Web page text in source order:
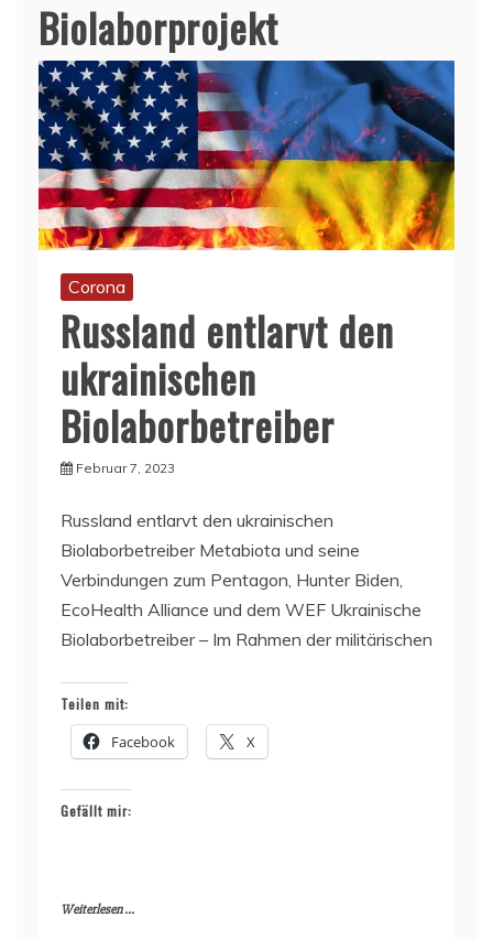
Biolaborprojekt
Corona
Russland entlarvt den
ukrainischen
Biolaborbetreiber
Februar 7, 2023
Russland entlarvt den ukrainischen
Biolaborbetreiber Metabiota und seine
Verbindungen zum Pentagon, Hunter Biden,
EcoHealth Alliance und dem WEF Ukrainische
Biolaborbetreiber – Im Rahmen der militärischen
Teilen mit:
Facebook X
Gefällt mir:
Weiterlesen ...